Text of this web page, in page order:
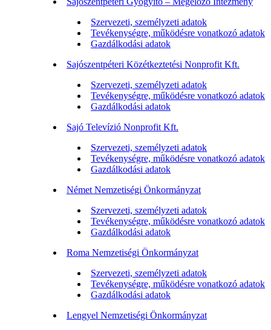
Szervezeti, személyzeti adatok
Tevékenységre, működésre vonatkozó adatok
Gazdálkodási adatok
Sajószentpéteri Közétkeztetési Nonprofit Kft.
Szervezeti, személyzeti adatok
Tevékenységre, működésre vonatkozó adatok
Gazdálkodási adatok
Sajó Televízió Nonprofit Kft.
Szervezeti, személyzeti adatok
Tevékenységre, működésre vonatkozó adatok
Gazdálkodási adatok
Német Nemzetiségi Önkormányzat
Szervezeti, személyzeti adatok
Tevékenységre, működésre vonatkozó adatok
Gazdálkodási adatok
Roma Nemzetiségi Önkormányzat
Szervezeti, személyzeti adatok
Tevékenységre, működésre vonatkozó adatok
Gazdálkodási adatok
Lengyel Nemzetiségi Önkormányzat